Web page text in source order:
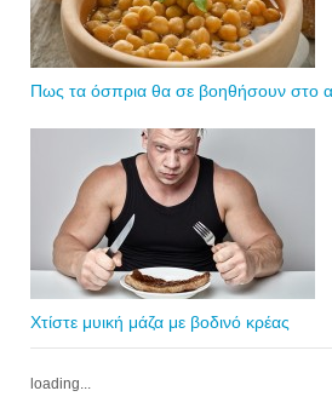
Πως τα όσπρια θα σε βοηθήσουν στο
Χτίστε μυική μάζα με βοδινό κρέας
loading...